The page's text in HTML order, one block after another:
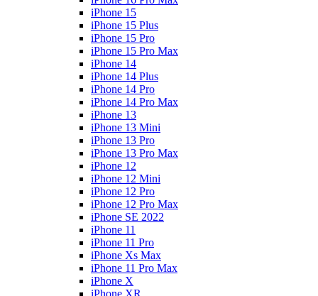
iPhone 15
iPhone 15 Plus
iPhone 15 Pro
iPhone 15 Pro Max
iPhone 14
iPhone 14 Plus
iPhone 14 Pro
iPhone 14 Pro Max
iPhone 13
iPhone 13 Mini
iPhone 13 Pro
iPhone 13 Pro Max
iPhone 12
iPhone 12 Mini
iPhone 12 Pro
iPhone 12 Pro Max
iPhone SE 2022
iPhone 11
iPhone 11 Pro
iPhone Xs Max
iPhone 11 Pro Max
iPhone X
iPhone XR